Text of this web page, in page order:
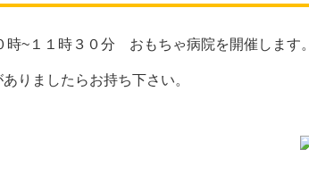
時~１１時３０分 おもちゃ病院を開催します。
りましたらお持ち下さい。